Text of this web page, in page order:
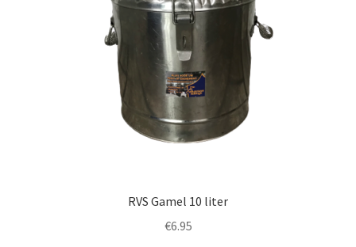
RVS Gamel 10 liter
€6.95